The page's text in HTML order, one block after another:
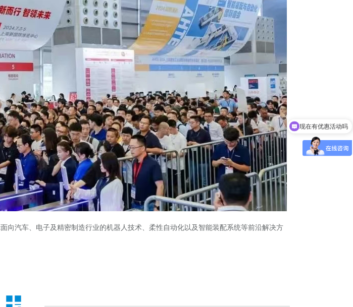
向汽车、电子及精密制造行业的机器人技术、柔性自动化以及智能装配系统等前沿解决方
现在有优惠活动吗